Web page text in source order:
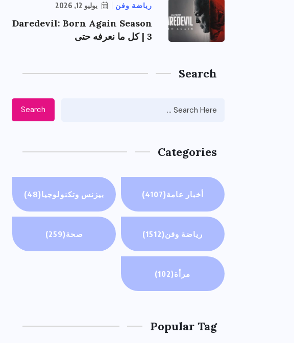
رياضة وفن يوليو 12, 2026
Daredevil: Born Again Season
3 | كل ما نعرفه حتى
Search
Search
Categories
أخبار عامة(4107) بيزنس وتكنولوجيا(48)
رياضة وفن(1512) صحة(259)
مرأة(102)
Popular Tag